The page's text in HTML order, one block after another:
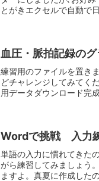
とがきエクセルで自動で
血圧・脈拍記録の
練習用のファイルを置き
どチャレンジしてみてく
用データダウンロード完
Wordで挑戦 入力
単語の入力に慣れてきた
がら練習してみましょう
ますよ。真夏に作成した